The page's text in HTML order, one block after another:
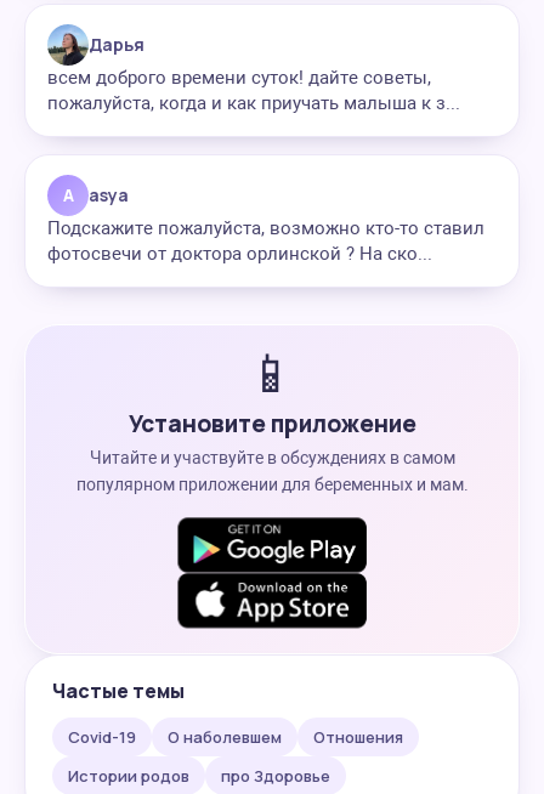
Дарья
всем доброго времени суток! дайте советы,
пожалуйста, когда и как приучать малыша к з...
A asya
Подскажите пожалуйста, возможно кто-то ставил
фотосвечи от доктора орлинской ? На ско...
📱
Установите приложение
Читайте и участвуйте в обсуждениях в самом
популярном приложении для беременных и мам.
Частые темы
Covid-19 О наболевшем
Отношения
Истории родов
про Здоровье